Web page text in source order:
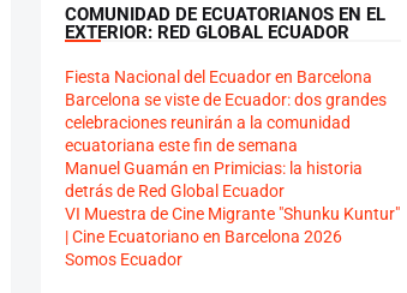
COMUNIDAD DE ECUATORIANOS EN EL
EXTERIOR: RED GLOBAL ECUADOR
Fiesta Nacional del Ecuador en Barcelona
Barcelona se viste de Ecuador: dos grandes
celebraciones reunirán a la comunidad
ecuatoriana este fin de semana
Manuel Guamán en Primicias: la historia
detrás de Red Global Ecuador
VI Muestra de Cine Migrante "Shunku Kuntur"
| Cine Ecuatoriano en Barcelona 2026
Somos Ecuador